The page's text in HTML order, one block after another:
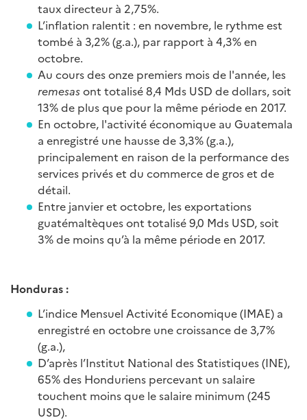
taux directeur à 2,75%.
L’inflation ralentit : en novembre, le rythme est
tombé à 3,2% (g.a.), par rapport à 4,3% en
octobre.
Au cours des onze premiers mois de l'année, les
remesasont totalisé 8,4 Mds USD de dollars, soit
13% de plus que pour la même période en 2017.
En octobre, l'activité économique au Guatemala
a enregistré une hausse de 3,3% (g.a.),
principalement en raison de la performance des
services privés et du commerce de gros et de
détail.
Entre janvier et octobre, les exportations
guatémaltèques ont totalisé 9,0 Mds USD, soit
3% de moins qu’à la même période en 2017.
Honduras :
L’indice Mensuel Activité Economique (IMAE) a
enregistré en octobre une croissance de 3,7%
(g.a.),
D’après l’Institut National des Statistiques (INE),
65% des Honduriens percevant un salaire
touchent moins que le salaire minimum (245
USD).